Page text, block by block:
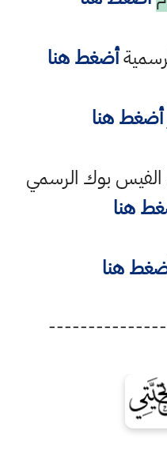
أضغط هنا
أضغط هنا
بوك الرسمي
هنا
هنا